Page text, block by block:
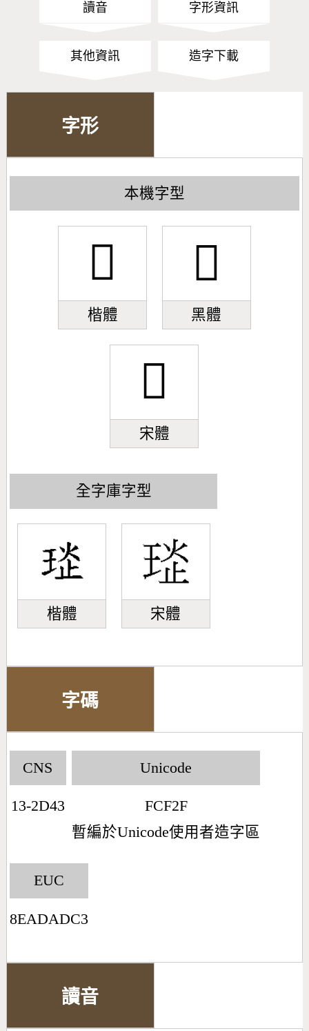
讀音 字形資訊
其他資訊 造字下載
字形
本機字型
󼼯
楷體
󼼯
黑體
󼼯
宋體
全字庫字型
楷體 宋體
字碼
CNS
13-2D43
Unicode
FCF2F
暫編於Unicode使用者造字區
EUC
8EADADC3
讀音